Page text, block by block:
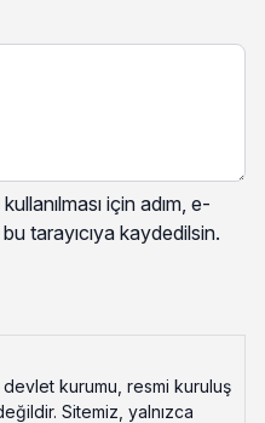
için adım, e-
tarayıcıya kaydedilsin.
kurumu, resmi kuruluş
Sitemiz, yalnızca